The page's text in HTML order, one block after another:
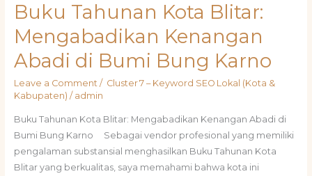
Buku Tahunan Kota Blitar:
Mengabadikan Kenangan
Abadi di Bumi Bung Karno
Leave a Comment / Cluster 7 – Keyword SEO Lokal (Kota &
Kabupaten) / admin
Buku Tahunan Kota Blitar: Mengabadikan Kenangan Abadi di
Bumi Bung Karno Sebagai vendor profesional yang memiliki
pengalaman substansial menghasilkan Buku Tahunan Kota
Blitar yang berkualitas, saya memahami bahwa kota ini
Buku
Kota
Blitar:
Kenangan
Abadi
di
Bumi
Bung
Karno